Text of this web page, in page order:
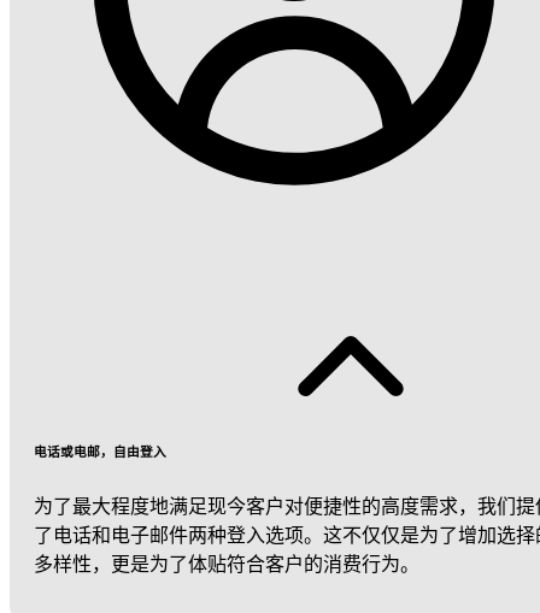
电话或电邮，自由登入
为了最大程度地满足现今客户对便捷性的高度需求，我们提
了电话和电子邮件两种登入选项。这不仅仅是为了增加选择
多样性，更是为了体贴符合客户的消费行为。